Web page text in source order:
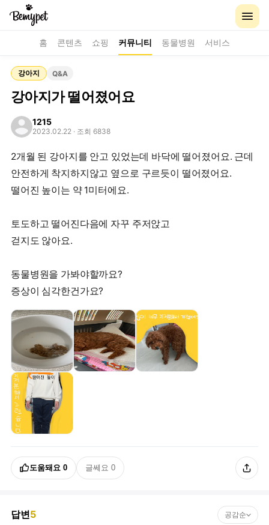
홈 콘텐츠 쇼핑 커뮤니티 동물병원 서비스
강아지 Q&A
강아지가 떨어졌어요
1215
2023.02.22 · 조회 6838
2개월 된 강아지를 안고 있었는데 바닥에 떨어졌어요. 근데
안전하게 착지하지않고 옆으로 구르듯이 떨어졌어요.
떨어진 높이는 약 1미터에요.
토도하고 떨어진다음에 자꾸 주저앉고
걷지도 않아요.
동물병원을 가봐야할까요?
증상이 심각한건가요?
도움돼요 0 글쎄요 0
답변5 공감순